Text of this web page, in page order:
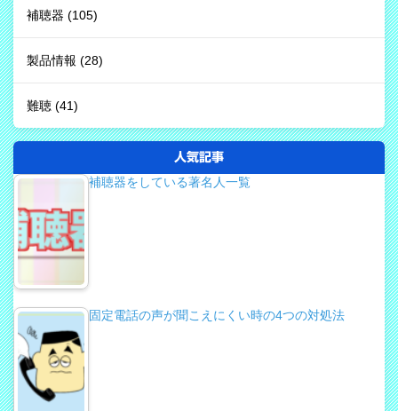
補聴器 (105)
製品情報 (28)
難聴 (41)
人気記事
補聴器をしている著名人一覧
固定電話の声が聞こえにくい時の4つの対処法